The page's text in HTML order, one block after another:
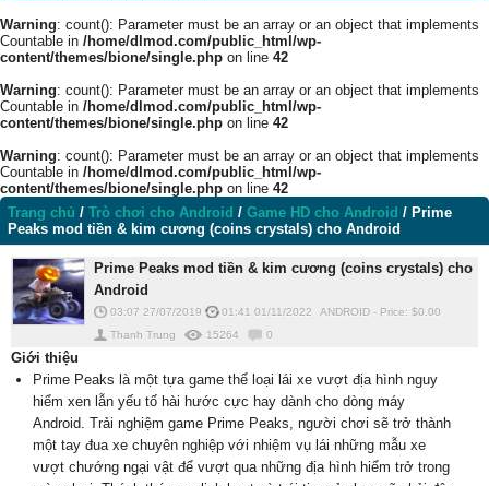
Warning: count(): Parameter must be an array or an object that implements
Countable in /home/dlmod.com/public_html/wp-
content/themes/bione/single.php on line 42
Warning: count(): Parameter must be an array or an object that implements
Countable in /home/dlmod.com/public_html/wp-
content/themes/bione/single.php on line 42
Warning: count(): Parameter must be an array or an object that implements
Countable in /home/dlmod.com/public_html/wp-
content/themes/bione/single.php on line 42
Trang chủ / Trò chơi cho Android / Game HD cho Android / Prime
Peaks mod tiền & kim cương (coins crystals) cho Android
Prime Peaks mod tiền & kim cương (coins crystals) cho
Android
03:07 27/07/2019 01:41 01/11/2022 ANDROID - Price: $0.00
Thanh Trung
15264 0
Giới thiệu
Prime Peaks là một tựa game thể loại lái xe vượt địa hình nguy
hiểm xen lẫn yếu tố hài hước cực hay dành cho dòng máy
Android. Trải nghiệm game Prime Peaks, người chơi sẽ trở thành
một tay đua xe chuyên nghiệp với nhiệm vụ lái những mẫu xe
vượt chướng ngại vật để vượt qua những địa hình hiểm trở trong